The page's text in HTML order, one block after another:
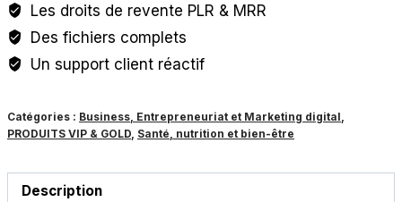
Vidéos
+
:
Agriculture
Élevage
Les droits de revente PLR & MRR
Des fichiers complets
Un support client réactif
Catégories : Business, Entrepreneuriat et Marketing digital
PRODUITS VIP & GOLD Santé, nutrition et bien-être
Description